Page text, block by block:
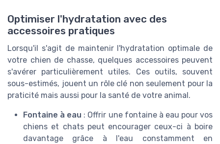
Optimiser l'hydratation avec des
accessoires pratiques
Lorsqu'il s'agit de maintenir l'hydratation optimale de
votre chien de chasse, quelques accessoires peuvent
s'avérer particulièrement utiles. Ces outils, souvent
sous-estimés, jouent un rôle clé non seulement pour la
praticité mais aussi pour la santé de votre animal.
Fontaine à eau : Offrir une fontaine à eau pour vos
chiens et chats peut encourager ceux-ci à boire
davantage grâce à l'eau constamment en